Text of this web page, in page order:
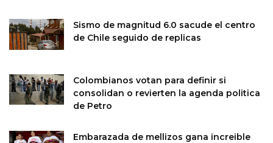
Sismo de magnitud 6.0 sacude el centro
de Chile seguido de replicas
Colombianos votan para definir si
consolidan o revierten la agenda politica
de Petro
Embarazada de mellizos gana increible